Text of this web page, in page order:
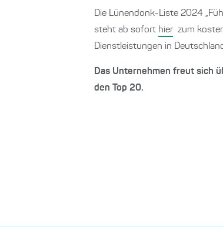
Die Lünendonk-Liste 2024
steht ab sofort hier zum
Dienstleistungen in
Das Unternehmen freut sich
den Top 20.